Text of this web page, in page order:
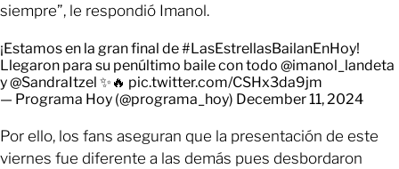
siempre”, le respondió Imanol.
¡Estamos en la gran final de#LasEstrellasBailanEnHoy!
Llegaron para su penúltimo baile con todo @imanol_landeta
y@SandraItzel ✨🔥 pic.twitter.com/CSHx3da9jm
— Programa Hoy (@programa_hoy) December 11, 2024
Por ello, los fans aseguran que la presentación de este
viernes fue diferente a las demás pues desbordaron